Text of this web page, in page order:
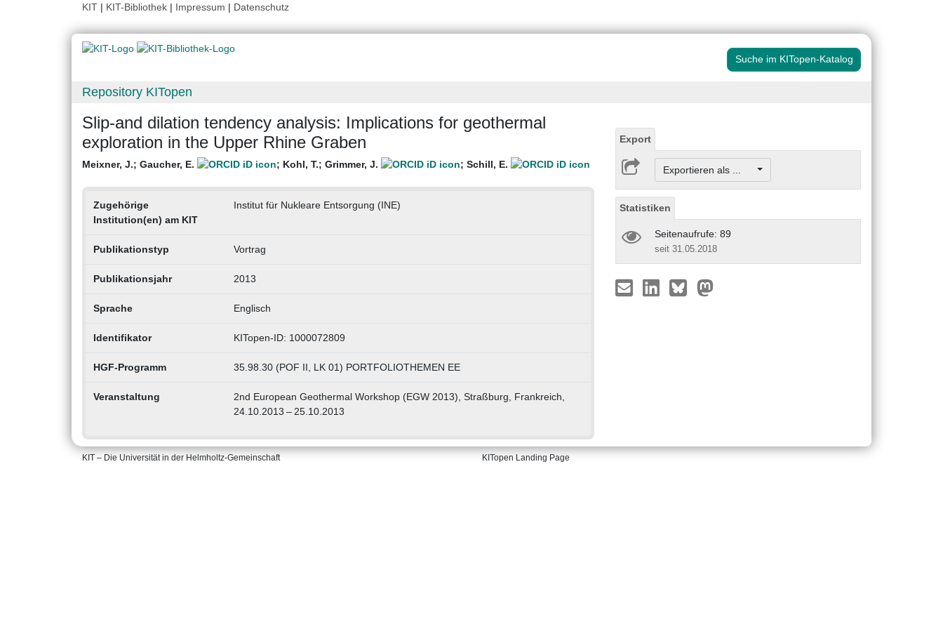
KIT | KIT-Bibliothek | Impressum | Datenschutz
Suche im KITopen-Katalog
Repository KITopen
Slip-and dilation tendency analysis: Implications for geothermal
exploration in the Upper Rhine Graben
Meixner, J.; Gaucher, E. ; Kohl, T.; Grimmer, J. ; Schill, E.
Zugehörige
Institution(en) am KIT
Institut für Nukleare Entsorgung (INE)
Publikationstyp Vortrag
Publikationsjahr 2013
Sprache Englisch
Identifikator KITopen-ID: 1000072809
HGF-Programm 35.98.30 (POF II, LK 01) PORTFOLIOTHEMEN EE
Veranstaltung
2nd European Geothermal Workshop (EGW 2013), Straßburg, Frankreich,
24.10.2013 – 25.10.2013
Export
Exportieren als ...
Statistiken
Seitenaufrufe: 89
seit 31.05.2018
KIT – Die Universität in der Helmholtz-Gemeinschaft KITopen Landing Page